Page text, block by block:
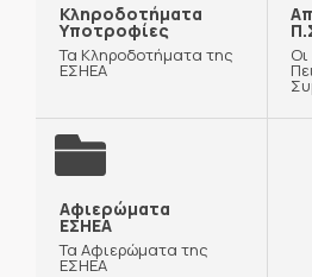
Κληροδοτήματα
Υποτροφίες
Τα Κληροδοτήματα της
ΕΣΗΕΑ
Αφιερώματα
ΕΣΗΕΑ
Τα Αφιερώματα της
ΕΣΗΕΑ